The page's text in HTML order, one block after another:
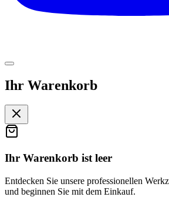
Ihr Warenkorb
Ihr Warenkorb ist leer
Entdecken Sie unsere professionellen
und beginnen Sie mit dem Einkauf.